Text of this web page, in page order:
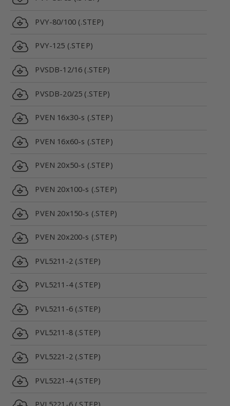
PVY-80/100 (.STEP)
PVY-125 (.STEP)
PVSDB-12/16 (.STEP)
PVSDB-20/25 (.STEP)
PVEN 16x30-s (.STEP)
PVEN 16x60-s (.STEP)
PVEN 20x50-s (.STEP)
PVEN 20x100-s (.STEP)
PVEN 20x150-s (.STEP)
PVEN 20x200-s (.STEP)
PVL5211-2 (.STEP)
PVL5211-4 (.STEP)
PVL5211-6 (.STEP)
PVL5211-8 (.STEP)
PVL5221-2 (.STEP)
PVL5221-4 (.STEP)